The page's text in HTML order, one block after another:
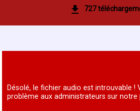
727
Désolé, le fichier audio est introuvable !
problème aux administrateurs sur notre